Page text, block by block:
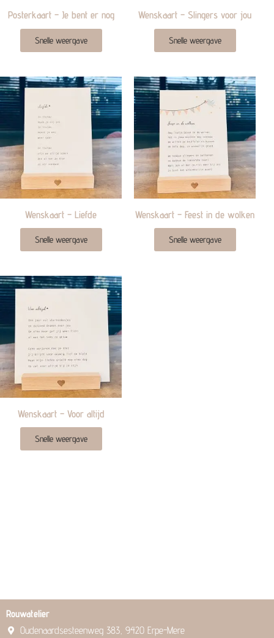
Posterkaart – Je bent er nog
Snelle weergave
Wenskaart – Slingers voor jou
Snelle weergave
Wenskaart – Liefde
Snelle weergave
Wenskaart – Feest in de wolken
Snelle weergave
Wenskaart – Voor altijd
Snelle weergave
Rouwatelier
Oudenaardsesteenweg 383, 9420 Erpe-Mere